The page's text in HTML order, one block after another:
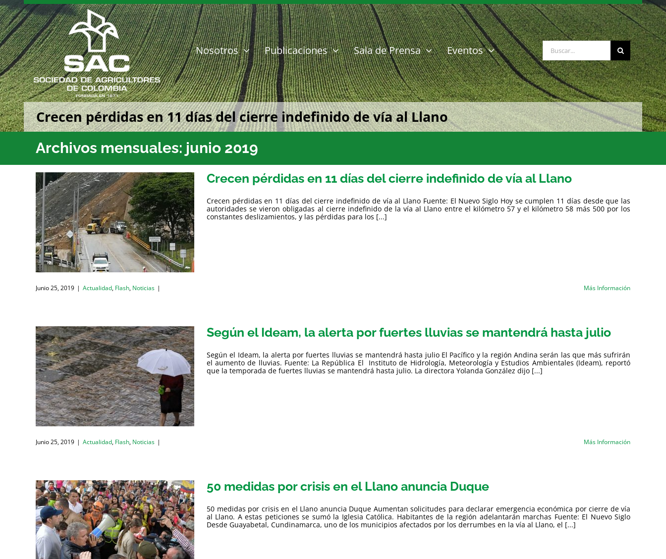
Saltar
al
contenido
Nosotros Publicaciones Sala de Prensa Eventos Buscar:
Crecen pérdidas en 11 días del cierre indefinido de vía al Llano
Archivos mensuales: junio 2019
Crecen pérdidas en 11 días del cierre indefinido de vía al Llano
Crecen pérdidas en 11 días del cierre indefinido de vía al Llano Fuente: El Nuevo Siglo Hoy se cumplen 11 días desde que las
autoridades se vieron obligadas al cierre indefinido de la vía al Llano entre el kilómetro 57 y el kilómetro 58 más 500 por los
constantes deslizamientos, y las pérdidas para los [...]
Junio 25, 2019 | Actualidad, Flash, Noticias | Más Información
Según el Ideam, la alerta por fuertes lluvias se mantendrá hasta julio
Según el Ideam, la alerta por fuertes lluvias se mantendrá hasta julio El Pacífico y la región Andina serán las que más sufrirán
el aumento de lluvias. Fuente: La República El Instituto de Hidrología, Meteorología y Estudios Ambientales (Ideam), reportó
que la temporada de fuertes lluvias se mantendrá hasta julio. La directora Yolanda González dijo [...]
Junio 25, 2019 | Actualidad, Flash, Noticias | Más Información
50 medidas por crisis en el Llano anuncia Duque
50 medidas por crisis en el Llano anuncia Duque Aumentan solicitudes para declarar emergencia económica por cierre de vía
al Llano. A estas peticiones se sumó la Iglesia Católica. Habitantes de la región adelantarán marchas Fuente: El Nuevo Siglo
Desde Guayabetal, Cundinamarca, uno de los municipios afectados por los derrumbes en la vía al Llano, el [...]